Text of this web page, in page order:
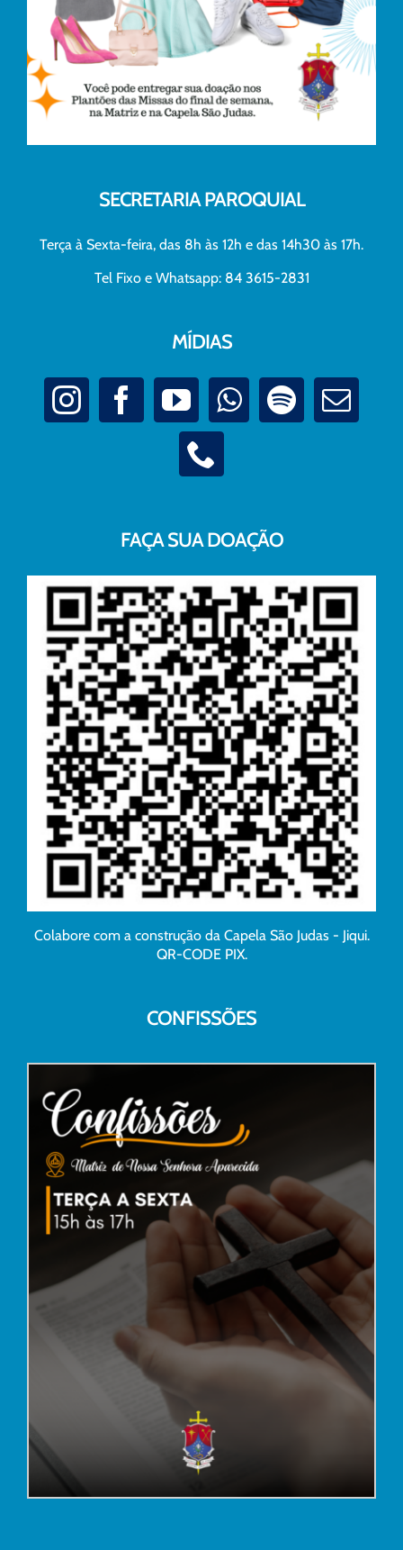
SECRETARIA PAROQUIAL
Terça à Sexta-feira, das 8h às 12h e das 14h30 às 17h.
Tel Fixo e Whatsapp: 84 3615-2831
MÍDIAS
FAÇA SUA DOAÇÃO
Colabore com a construção da Capela São Judas - Jiqui.
QR-CODE PIX.
CONFISSÕES